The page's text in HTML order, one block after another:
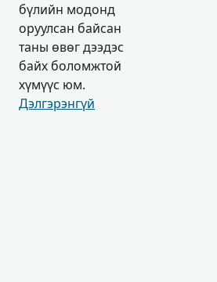
бүлийн модонд
оруулсан байсан
таны өвөг дээдэс
байх боломжтой
хүмүүс юм.
Дэлгэрэнгүй